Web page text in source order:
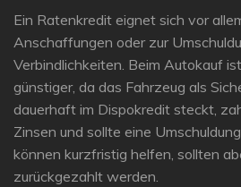
Ein Ratenkredit eignet sich vor
Anschaffungen oder zur
Verbindlichkeiten. Beim Autokauf
günstiger, da das Fahrzeug als
dauerhaft im Dispokredit steckt,
Zinsen und sollte eine
können kurzfristig helfen, sollten
zurückgezahlt werden.